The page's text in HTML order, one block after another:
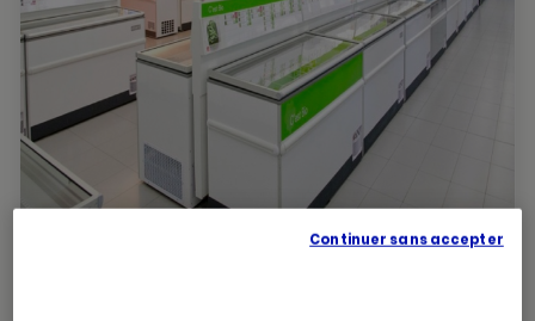
Continuer sans accepter